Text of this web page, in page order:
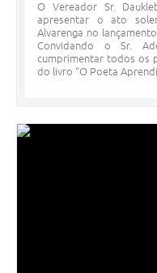
O Vereador Sr.
apresentar o ato
Alvarenga no
Convidando o Sr.
cumprimentar todos os
do livro “O Poeta